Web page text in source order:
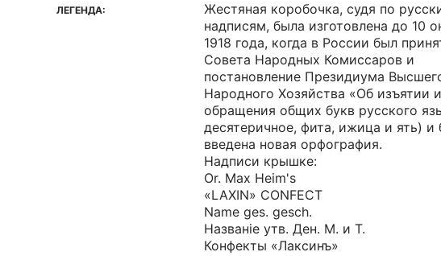
ЛЕГЕНДА:
Жестяная коробочка, судя по
надписям, была изготовлена до 10
1918 года, когда в России был
Совета Народных Комиссаров и
постановление Президиума
Народного Хозяйства «Об изъятии
обращения общих букв русского
десятеричное, фита, ижица и ять) и
введена новая орфография.
Надписи крышке:
Оr. Max Heim's
«LAXIN» CONFECT
Name ges. gesch.
Названie утв. Ден. М. и Т.
Конфекты «Лаксинъ»